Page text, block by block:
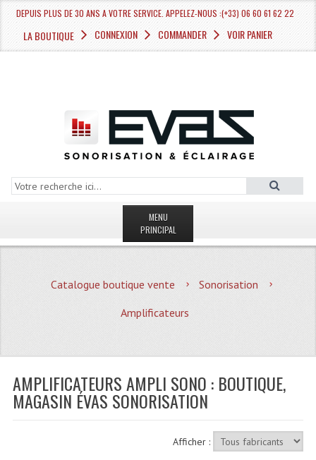
DEPUIS PLUS DE 30 ANS A VOTRE SERVICE. APPELEZ-NOUS :(+33) 06 60 61 62 22
LA BOUTIQUE CONNEXION COMMANDER VOIR PANIER
MENU
PRINCIPAL
MAGASIN
Quoi De Neuf?
Plan Acces, Horaires.
Location De Matériel
Catalogue boutique vente
Sonorisation
Amplificateurs
AMPLIFICATEURS AMPLI SONO : BOUTIQUE,
MAGASIN ÉVAS SONORISATION
Afficher :